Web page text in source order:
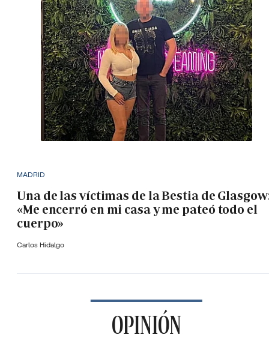
MADRID
Una de las víctimas de la Bestia de
«Me encerró en mi casa y me pateó todo el
cuerpo»
Carlos Hidalgo
OPINIÓN